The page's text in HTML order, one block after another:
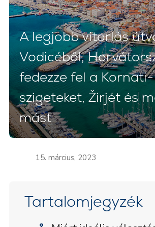
A legjobb vitorlás
Vodicéből,
fedezze fel a Kornati-
szigeteket, Žirjét és
mást
15. március, 2023
Tartalomjegyzék